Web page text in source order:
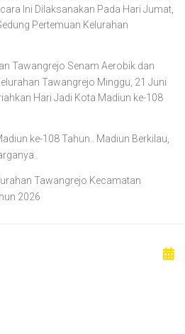
Ini Dilaksanakan Pada Hari Jumat,
Pertemuan Kelurahan
Tawangrejo Senam Aerobik dan
Tawangrejo Minggu, 21 Juni
Hari Jadi Kota Madiun ke-108
ke-108 Tahun.. Madiun Berkilau,
Tawangrejo Kecamatan
2026